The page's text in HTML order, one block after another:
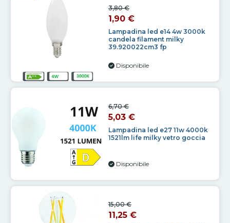
Lampadina led e14 4w 3000k
candela filament milky
39.920022cm3 fp
3,80 €
1,90 €
Disponibile
Lampadina led e27 11w 4000k
1521lm life milky vetro goccia
6,70 €
5,03 €
Disponibile
15,00 €
11,25 €